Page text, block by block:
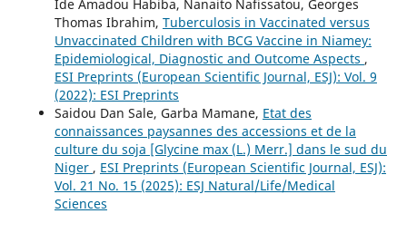
Ide Amadou Habiba, Nanaito Nafissatou, Georges
Thomas Ibrahim, Tuberculosis in Vaccinated versus
Unvaccinated Children with BCG Vaccine in Niamey:
Epidemiological, Diagnostic and Outcome Aspects ,
ESI Preprints (European Scientific Journal, ESJ): Vol. 9
(2022): ESI Preprints
Saidou Dan Sale, Garba Mamane, Etat des
connaissances paysannes des accessions et de la
culture du soja [Glycine max (L.) Merr.] dans le sud du
Niger , ESI Preprints (European Scientific Journal, ESJ):
Vol. 21 No. 15 (2025): ESJ Natural/Life/Medical
Sciences